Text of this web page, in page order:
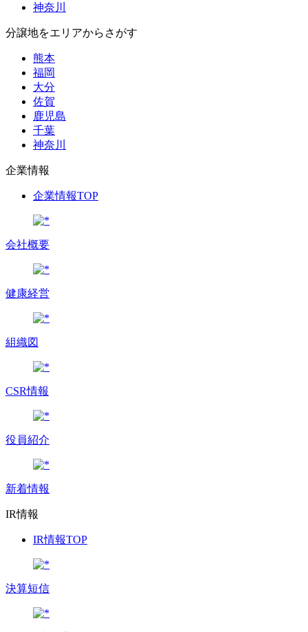
神奈川
分譲地をエリアからさがす
熊本
福岡
大分
佐賀
鹿児島
千葉
神奈川
企業情報
企業情報TOP
会社概要
健康経営
組織図
CSR情報
役員紹介
新着情報
IR情報
IR情報TOP
決算短信